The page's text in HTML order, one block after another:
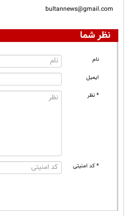
bultannews@gmail.com
نظر شما
نام
ایمیل
* نظر
* کد امنیتی